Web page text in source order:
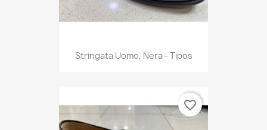
Stringata Uomo, Nera - Tipos
favorite_border